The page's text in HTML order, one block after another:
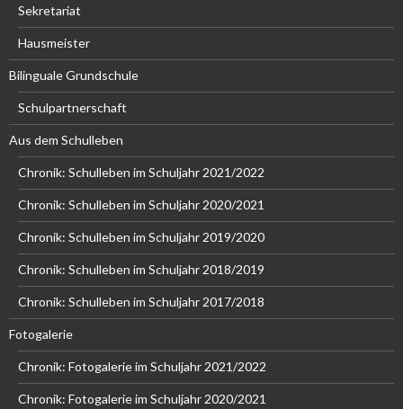
Sekretariat
Hausmeister
Bilinguale Grundschule
Schulpartnerschaft
Aus dem Schulleben
Chronik: Schulleben im Schuljahr 2021/2022
Chronik: Schulleben im Schuljahr 2020/2021
Chronik: Schulleben im Schuljahr 2019/2020
Chronik: Schulleben im Schuljahr 2018/2019
Chronik: Schulleben im Schuljahr 2017/2018
Fotogalerie
Chronik: Fotogalerie im Schuljahr 2021/2022
Chronik: Fotogalerie im Schuljahr 2020/2021